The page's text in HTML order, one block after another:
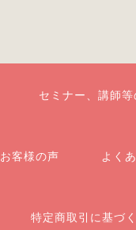
セミナー、講師
お客様の声 よく
特定商取引に基づ